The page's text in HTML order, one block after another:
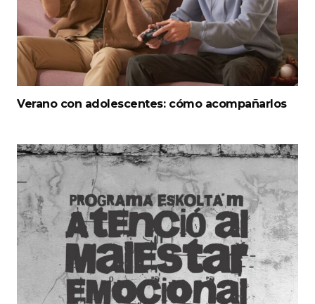
Verano con adolescentes: cómo acompañarlos